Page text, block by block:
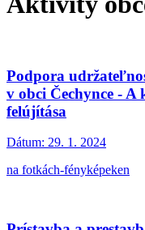
Podpora
v obci Čechynce - A
felújítása
Dátum: 29. 1. 2024
na fotkách-fényképeken